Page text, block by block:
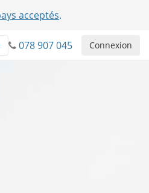
acceptés.
Connexion
078 907 045